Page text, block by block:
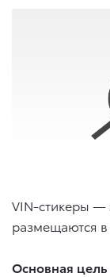
VIN-стикеры —
размещаются в
Основная